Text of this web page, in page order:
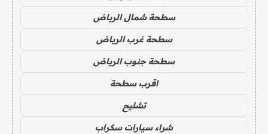
سطحة شمال الرياض
سطحة غرب الرياض
سطحة جنوب الرياض
اقرب سطحة
تشليح
شراء سيارات سكراب